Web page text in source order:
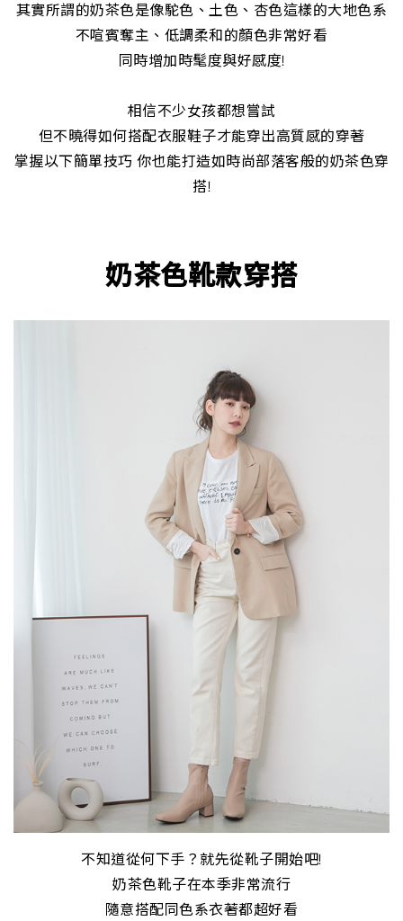
其實所謂的奶茶色是像駝色、土色、杏色這樣的大地色系
不喧賓奪主、低調柔和的顏色非常好看
同時增加時髦度與好感度!
相信不少女孩都想嘗試
但不曉得如何搭配衣服鞋子才能穿出高質感的穿著
掌握以下簡單技巧 你也能打造如時尚部落客般的奶茶色穿
搭!
奶茶色靴款穿搭
不知道從何下手？就先從靴子開始吧!
奶茶色靴子在本季非常流行
隨意搭配同色系衣著都超好看